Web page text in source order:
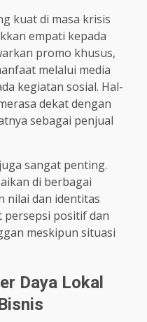
kuat di masa krisis
empati kepada
promo khusus,
melalui media
kegiatan sosial. Hal-
dekat dengan
sebagai penjual
sangat penting.
di berbagai
nilai dan identitas
persepsi positif dan
meskipun situasi
Daya Lokal